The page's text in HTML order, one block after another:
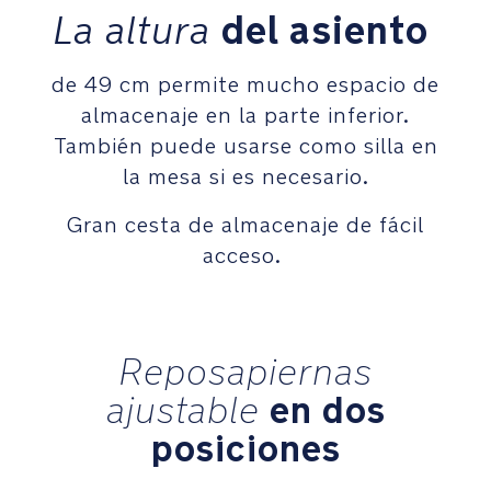
de
extraíble
de
piel
aportan
toque
paseos
La altura del asiento
de 49 cm permite mucho espacio de
almacenaje en la parte inferior.
También puede usarse como silla en
la mesa si es necesario.
Gran cesta de almacenaje de fácil
acceso.
Reposapiernas
ajustable en dos
posiciones